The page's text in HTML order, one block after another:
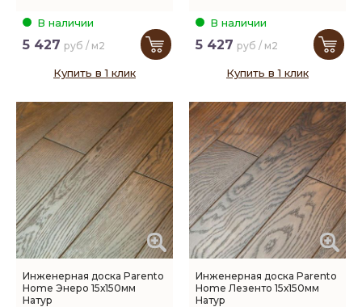
В наличии
5 427 руб / м2
Купить в 1 клик
В наличии
5 427 руб / м2
Купить в 1 клик
Инженерная доска Parento
Home Энеро 15х150мм
Натур
Инженерная доска Parento
Home Лезенто 15х150мм
Натур